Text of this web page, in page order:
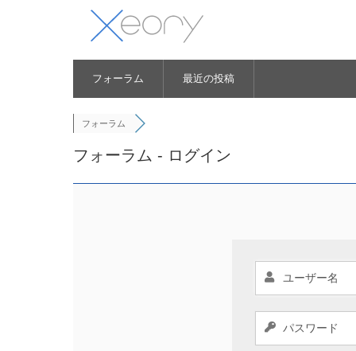
フォーラム 最近の投稿
フォーラム
フォーラム - ログイン